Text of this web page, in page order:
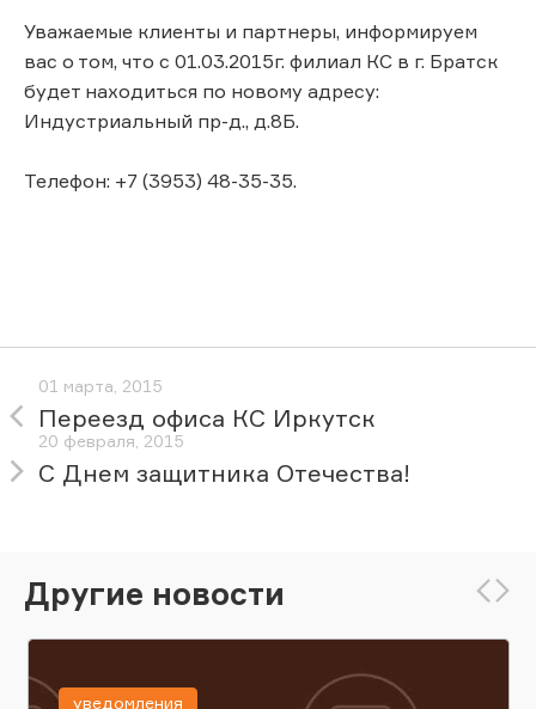
Уважаемые клиенты и партнеры, информируем
вас о том, что с 01.03.2015г. филиал КС в г. Братск
будет находиться по новому адресу:
Индустриальный пр-д., д.8Б.
Телефон: +7 (3953) 48-35-35.
01 марта, 2015
Переезд офиса КС Иркутск
20 февраля, 2015
С Днем защитника Отечества!
Другие новости
уведомления